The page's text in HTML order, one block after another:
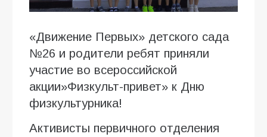
«Движение Первых» детского сада
№26 и родители ребят приняли
участие во всероссийской
акции»Физкульт-привет» к Дню
физкультурника!
Активисты первичного отделения